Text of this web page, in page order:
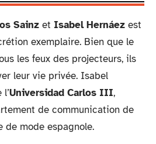
Sainz et Isabel Hernáez est
exemplaire. Bien que le
les feux des projecteurs, ils
leur vie privée. Isabel
Universidad Carlos III,
de communication de
de mode espagnole.